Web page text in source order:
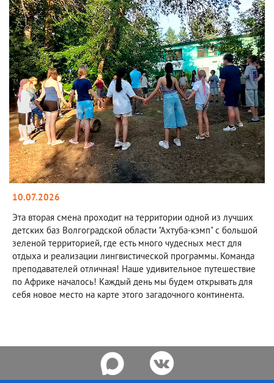
10.07.2026
Эта вторая смена проходит на территории одной из лучших
детских баз Волгоградской области "Ахтуба-кэмп" с большой
зеленой территорией, где есть много чудесных мест для
отдыха и реализации лингвистической программы. Команда
преподавателей отличная! Наше удивительное путешествие
по Африке началось! Каждый день мы будем открывать для
себя новое место на карте этого загадочного континента.